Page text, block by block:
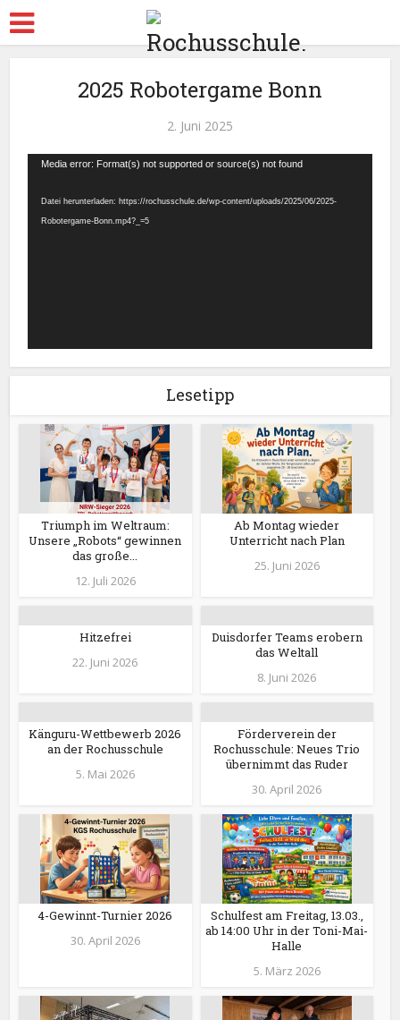
2025 Robotergame Bonn
2. Juni 2025
Video-
Media error: Format(s) not supported or source(s) not found
Datei herunterladen: https://rochusschule.de/wp-content/uploads/2025/06/2025-
Robotergame-Bonn.mp4?_=5
Lesetipp
Triumph im Weltraum:
Unsere „Robots“ gewinnen
das große...
12. Juli 2026
Ab Montag wieder
Unterricht nach Plan
25. Juni 2026
Hitzefrei
22. Juni 2026
Duisdorfer Teams erobern
das Weltall
8. Juni 2026
Känguru-Wettbewerb 2026
an der Rochusschule
5. Mai 2026
Förderverein der
Rochusschule: Neues Trio
übernimmt das Ruder
30. April 2026
4-Gewinnt-Turnier 2026
30. April 2026
Schulfest am Freitag, 13.03.,
ab 14:00 Uhr in der Toni-Mai-
Halle
5. März 2026